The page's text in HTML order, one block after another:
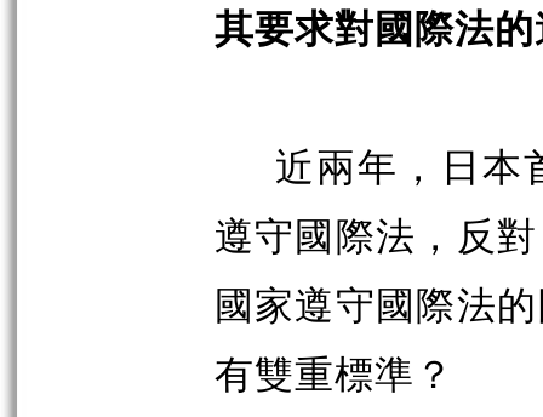
其要求對國際法
近兩年，日本
遵守國際法，反
國家遵守國際法
有雙重標準？